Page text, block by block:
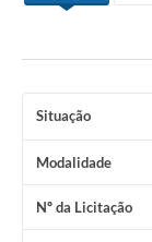
Situação
Modalidade
Nº da Licitação